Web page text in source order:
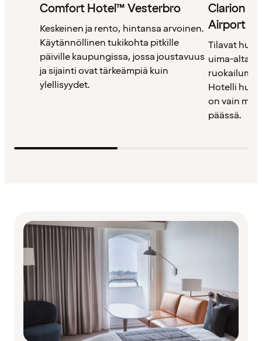
Comfort Hotel™ Vesterbro
Keskeinen ja rento, hintansa arvoinen.
Käytännöllinen tukikohta pitkille
päiville kaupungissa, jossa joustavuus
ja sijainti ovat tärkeämpiä kuin
ylellisyydet.
Clarion
Airport
Tilavat
uima-
Hotelli
on vain
päässä.